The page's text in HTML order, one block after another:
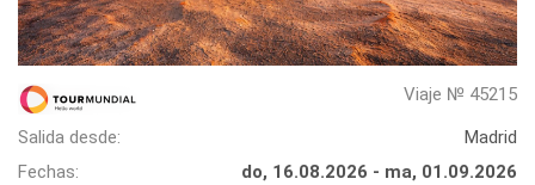
Viaje № 45215
Salida desde:
Madrid
Fechas:
do, 16.08.2026 - ma, 01.09.2026